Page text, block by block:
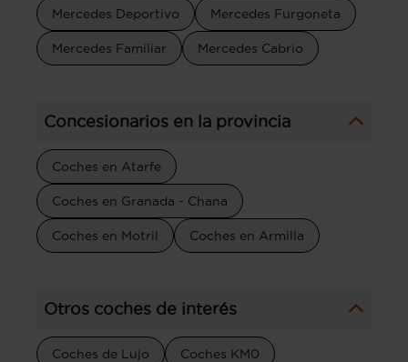
Mercedes Deportivo Mercedes Furgoneta
Mercedes Familiar Mercedes Cabrio
Concesionarios en la provincia
Coches en Atarfe
Coches en Granada - Chana
Coches en Motril Coches en Armilla
Otros coches de interés
Coches de Lujo Coches KM0